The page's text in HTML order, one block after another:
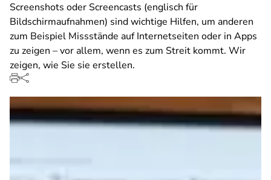
Screenshots oder Screencasts (englisch für
Bildschirmaufnahmen) sind wichtige Hilfen, um anderen
zum Beispiel Missstände auf Internetseiten oder in Apps
zu zeigen – vor allem, wenn es zum Streit kommt. Wir
zeigen, wie Sie sie erstellen.